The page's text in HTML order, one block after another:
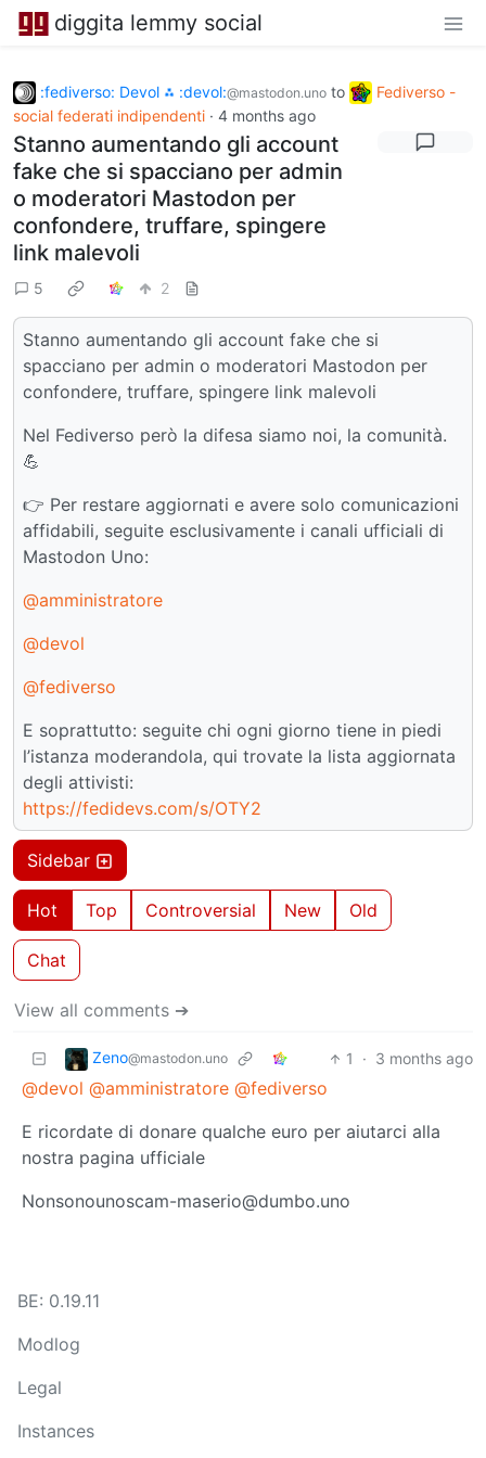
diggita lemmy social
:fediverso: Devol ⁂ :devol:@mastodon.uno to
Fediverso -
social federati indipendenti · 4 months ago
Stanno aumentando gli account
fake che si spacciano per admin
o moderatori Mastodon per
confondere, truffare, spingere
link malevoli
5 2
Stanno aumentando gli account fake che si
spacciano per admin o moderatori Mastodon per
confondere, truffare, spingere link malevoli
Nel Fediverso però la difesa siamo noi, la comunità.
💪
👉 Per restare aggiornati e avere solo comunicazioni
affidabili, seguite esclusivamente i canali ufficiali di
Mastodon Uno:
@amministratore
@devol
@fediverso
E soprattutto: seguite chi ogni giorno tiene in piedi
l’istanza moderandola, qui trovate la lista aggiornata
degli attivisti:
https://fedidevs.com/s/OTY2
Sidebar
Hot Top Controversial New Old
Chat
View all comments ➔
Zeno@mastodon.uno 1 · 3 months ago
@devol @amministratore @fediverso
E ricordate di donare qualche euro per aiutarci alla
nostra pagina ufficiale
Nonsonounoscam-maserio@dumbo.uno
BE: 0.19.11
Modlog
Legal
Instances